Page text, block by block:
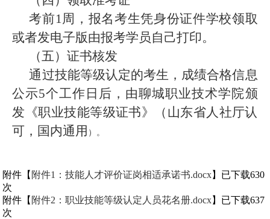
考前1周，报名考生凭身份证件学校领取
或者发电子版由报考学员自己打印。
（五）证书核发
通过技能等级认定的考生，成绩合格信息
公示5个工作日后，由聊城职业技术学院颁
发《职业技能等级证书》（山东省人社厅认
可 ， 国内通用 ）。
附件【 附件1：技能人才评价证岗相适承诺书.docx】已下载630
次
附件【 附件2：职业技能等级认定人员花名册.docx】已下载637
次